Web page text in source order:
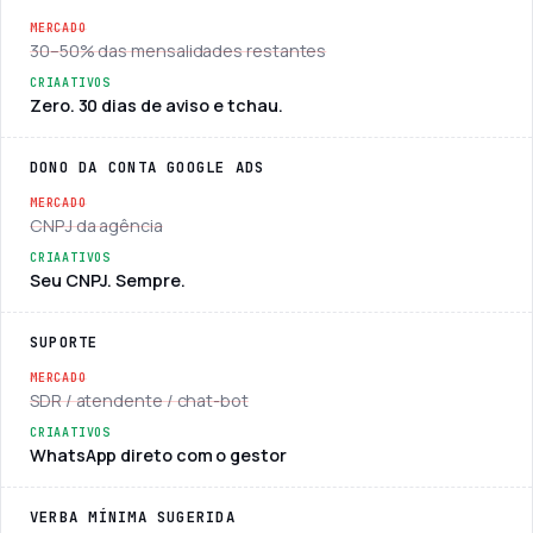
30–50% das mensalidades restantes
Zero. 30 dias de aviso e tchau.
DONO DA CONTA GOOGLE ADS
CNPJ da agência
Seu CNPJ. Sempre.
SUPORTE
SDR / atendente / chat-bot
WhatsApp direto com o gestor
VERBA MÍNIMA SUGERIDA